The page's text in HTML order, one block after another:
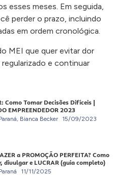
esses meses. Em seguida,
perder o prazo, incluindo
em ordem cronológica.
MEI que quer evitar dor
e continuar
Como Tomar Decisões Difíceis |
EMPREENDEDOR 2023
Bianca Becker 15/09/2023
a PROMOÇÃO PERFEITA? Como
divulgar e LUCRAR (guia completo)
11/11/2025